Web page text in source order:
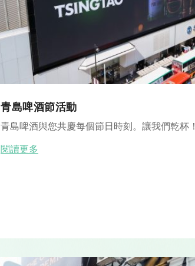
青島啤酒節活動
青島啤酒與您共慶每個節日時刻。讓我們乾杯！
閱讀更多